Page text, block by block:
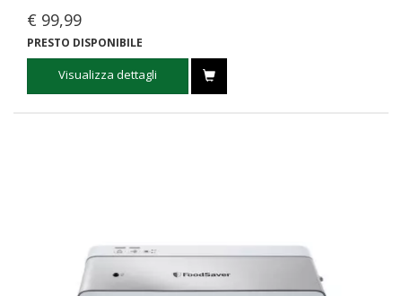
€ 99,99
PRESTO DISPONIBILE
Visualizza dettagli